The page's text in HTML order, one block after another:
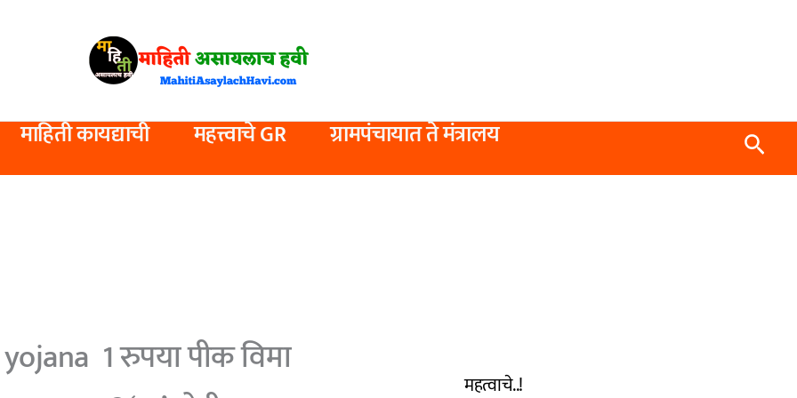
माहिती कायद्याची महत्त्वाचे GR ग्रामपंचायात ते मंत्रालय
1 रुपया पीक विमा
महत्वाचे..!